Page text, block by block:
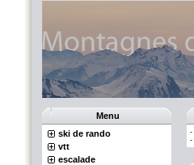
Menu
ski de rando
vtt
escalade
-
-